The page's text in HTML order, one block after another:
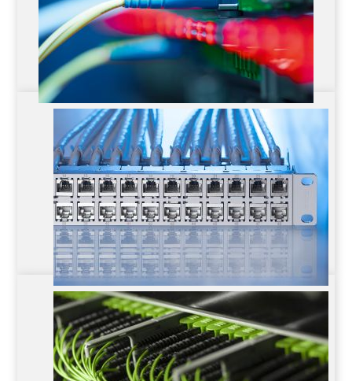
Automated Infrastructure Management
Twisted Pair Cabling